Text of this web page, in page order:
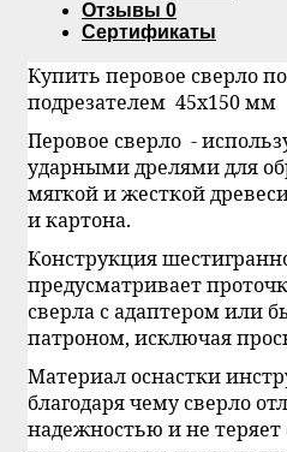
Отзывы 0
Сертификаты
Купить перовое сверло
подрезателем 45х150 мм
Перовое сверло -
ударными дрелями для
мягкой и жесткой
и картона.
Конструкция
предусматривает
сверла с адаптером или
патроном, исключая
Материал оснастки
благодаря чему сверло
надежностью и не